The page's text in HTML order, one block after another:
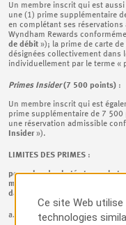
Un membre inscrit qui est
une (1) prime supplémentaire
en complétant ses
Wyndham Rewards
de débit »); la prime de carte
désignées collectivement dans
individuellement par le terme «
Primes Insider(7 500 points) :
Un membre inscrit qui est
prime supplémentaire de 7
une réservation admissible
Insider»).
LIMITES DES PRIMES :
pour plus de clarté et
modalités de l’offre, les limites
dans le cadre de la présente
a. La prime de promotion
Ce site Web
technologies